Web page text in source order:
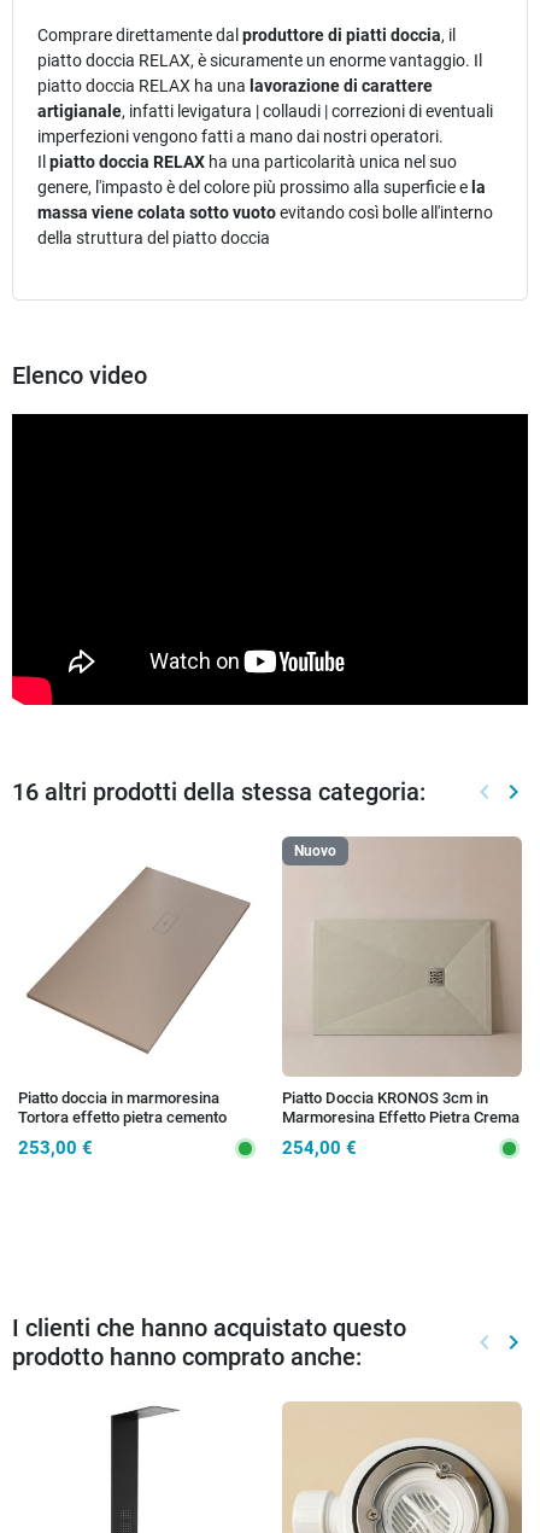
Comprare direttamente dal produttore di piatti doccia, il
piatto doccia RELAX, è sicuramente un enorme vantaggio. Il
piatto doccia RELAX ha una lavorazione di carattere
artigianale, infatti levigatura | collaudi | correzioni di eventuali
imperfezioni vengono fatti a mano dai nostri operatori.
Il piatto doccia RELAX ha una particolarità unica nel suo
genere, l'impasto è del colore più prossimo alla superficie e la
massa viene colata sotto vuotoevitando così bolle all'interno
della struttura del piatto doccia
Elenco video
16 altri prodotti della stessa categoria: keyboard_arrow_left keyboard_arrow_right
Piatto doccia in marmoresina
Tortora effetto pietra cemento
253,00 €
Nuovo
Piatto Doccia KRONOS 3cm in
Marmoresina Effetto Pietra Crema
254,00 €
I clienti che hanno acquistato questo
prodotto hanno comprato anche:
keyboard_arrow_left keyboard_arrow_right